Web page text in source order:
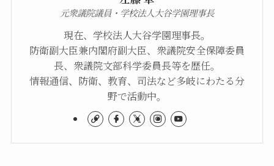
元衆議院議員・学校法人大谷学園理事長
現在、学校法人大谷学園理事長。
防衛副大臣兼内閣府副大臣、衆議院安全保障委員
長、衆議院文部科学委員長等を歴任。
情報通信、防衛、教育、司法など多岐にわたる分
野で活動中。